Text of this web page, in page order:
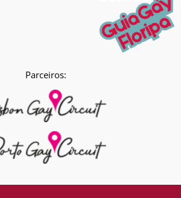
Parceiros: